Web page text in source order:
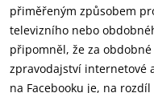
přiměřeným způsobem
televizního nebo
připomněl, že za
zpravodajství internetové
na Facebooku je, na